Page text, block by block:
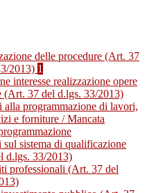
delle procedure (Art. 37
2013) 1
interesse realizzazione opere
(Art. 37 del d.lgs. 33/2013)
programmazione di lavori,
e forniture / Mancata
sul sistema di qualificazione
d.lgs. 33/2013)
professionali (Art. 37 del